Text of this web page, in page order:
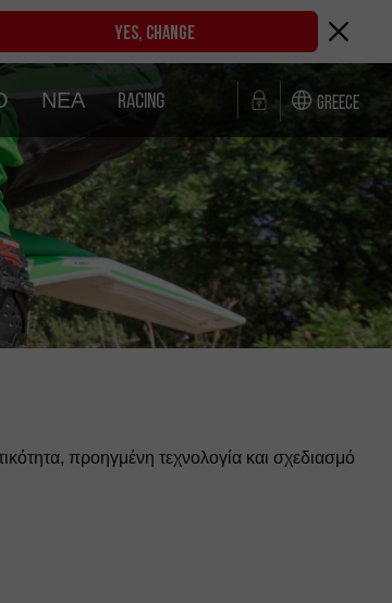
YES, CHANGE
ΝΈΑ RACING Greece
προηγμένη τεχνολογία και σχεδιασμό